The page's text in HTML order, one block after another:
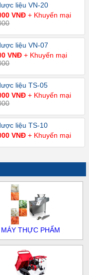
liệu VN-20
VNĐ+ Khuyến mại
liệu VN-07
VNĐ+ Khuyến mại
liệu TS-05
VNĐ+ Khuyến mại
liệu TS-10
VNĐ+ Khuyến mại
MÁY THỰC PHẨM